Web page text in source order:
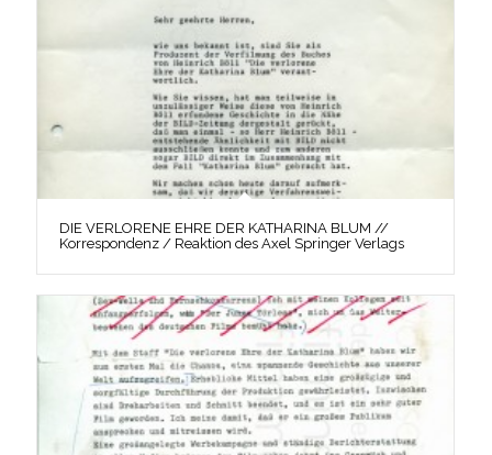
DIE VERLORENE EHRE DER KATHARINA BLUM //
Korrespondenz / Reaktion des Axel Springer Verlags